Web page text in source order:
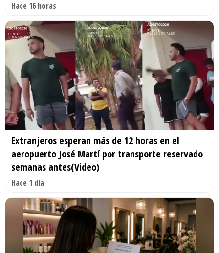
Hace 16 horas
Extranjeros esperan más de 12 horas en el
aeropuerto José Martí por transporte reservado
semanas antes(Video)
Hace 1 día